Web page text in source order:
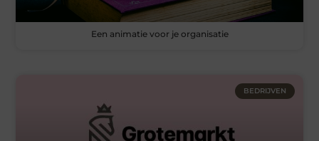
Een animatie voor je organisatie
BEDRIJVEN